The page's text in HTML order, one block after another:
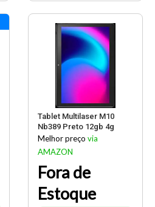
Tablet Multilaser M10
Nb389 Preto 12gb 4g
Melhor preço via
AMAZON
Fora de
Estoque